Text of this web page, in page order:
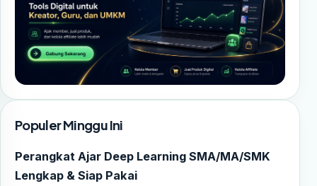
Populer Minggu Ini
Perangkat Ajar Deep Learning SMA/MA/SMK
Lengkap & Siap Pakai